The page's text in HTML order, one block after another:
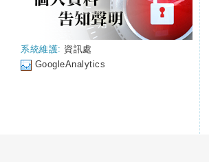
系統維護: 資訊處
GoogleAnalytics